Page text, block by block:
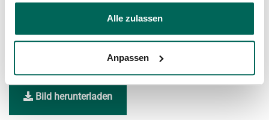
Alle zulassen
Anpassen
Bild herunterladen
Glacé für die Eisfüchse
Bild herunterladen